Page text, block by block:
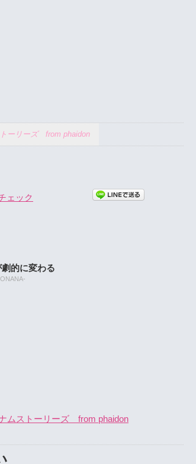
ーリーズ from phaidon
ェック
的に変わる
ムストーリーズ from phaidon